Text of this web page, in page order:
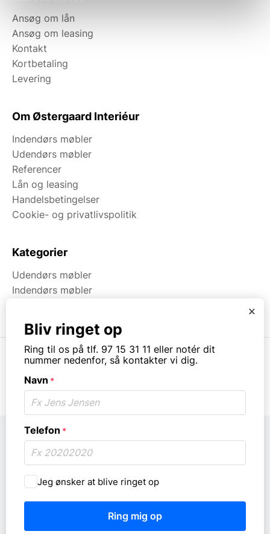
Ansøg om lån
Ansøg om leasing
Kontakt
Kortbetaling
Levering
Om Østergaard Interiéur
Indendørs møbler
Udendørs møbler
Referencer
Lån og leasing
Handelsbetingelser
Cookie- og privatlivspolitik
Kategorier
Udendørs møbler
Indendørs møbler
x
Bliv ringet op
Ring til os på tlf. 97 15 31 11 eller notér dit
nummer nedenfor, så kontakter vi dig.
Navn *
Telefon *
Må
vi
ringe
Jeg ønsker at blive ringet op